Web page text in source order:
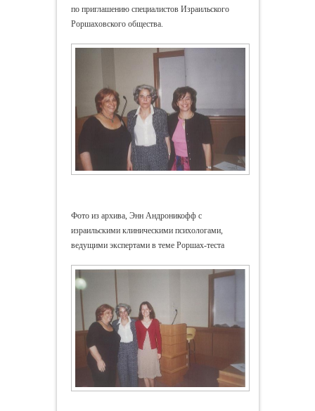
по приглашению специалистов Израильского
Роршаховского общества.
Фото из архива, Энн Андроникофф с
израильскими клиническими психологами,
ведущими экспертами в теме Роршах-теста